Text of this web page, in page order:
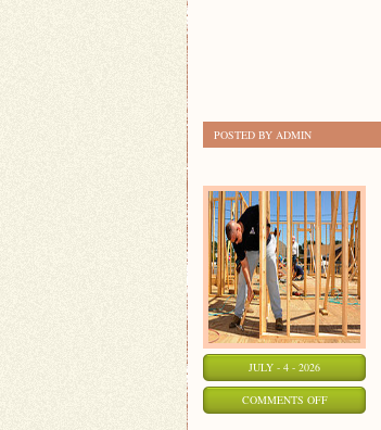
POSTED BY ADMIN
JULY - 4 - 2026
COMMENTS OFFON